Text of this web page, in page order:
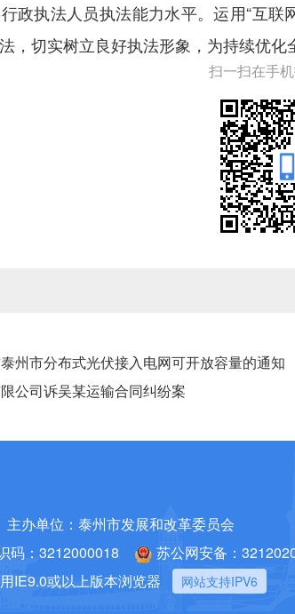
政执法人员执法能力水平。运用“互联
，切实树立良好执法形象，为持续优化
扫一扫在手
州市分布式光伏接入电网可开放容量的通知
公司诉吴某运输合同纠纷案
主办单位：泰州市发展和改革委员会
码：3212000018
苏公网安备：
IE9.0或以上版本浏览器
网站支持IPV6